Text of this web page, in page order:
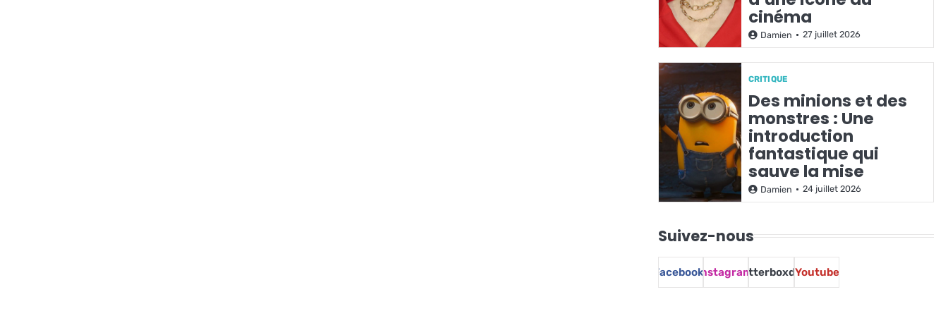
cinéma
Damien 27 juillet 2026
CRITIQUE
Des minions et des
monstres : Une
introduction
fantastique qui
sauve la mise
Damien 24 juillet 2026
Suivez-nous
FacebookInstagramLetterboxdYoutube